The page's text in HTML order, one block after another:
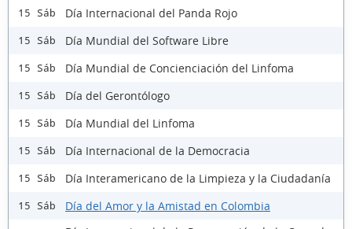
15 Sáb Día Internacional del Panda Rojo
15 Sáb Día Mundial del Software Libre
15 Sáb Día Mundial de Concienciación del Linfoma
15 Sáb Día del Gerontólogo
15 Sáb Día Mundial del Linfoma
15 Sáb Día Internacional de la Democracia
15 Sáb Día Interamericano de la Limpieza y la Ciudadanía
15 Sáb
Día del Amor y la Amistad en Colombia